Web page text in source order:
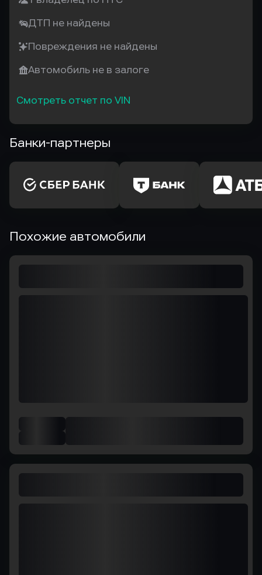
ДТП не найдены
Повреждения не найдены
Автомобиль не в залоге
Смотреть отчет по VIN
Банки-партнеры
Похожие автомобили